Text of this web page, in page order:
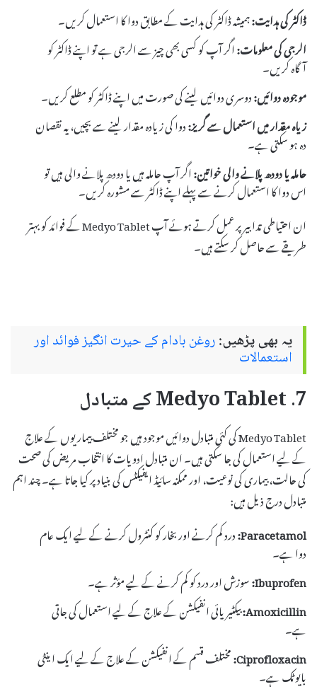
ڈاکٹر کی ہدایت:ہمیشہ ڈاکٹر کی ہدایت کے مطابق دوا کا استعمال کریں۔
الرجی کی معلومات:اگر آپ کو کسی بھی چیز سے الرجی ہے تو اپنے ڈاکٹر کو
آگاہ کریں۔
موجودہ دوائیں:دوسری دوائیں لینے کی صورت میں اپنے ڈاکٹر کو مطلع کریں۔
زیاہ مقدار میں استعمال سے گریز:دوا کی زیادہ مقدار لینے سے بچیں، یہ نقصان
دہ ہو سکتی ہے۔
حاملہ یا دودھ پلانے والی خواتین:اگر آپ حاملہ ہیں یا دودھ پلانے والی ہیں تو
اس دوا کا استعمال کرنے سے پہلے اپنے ڈاکٹر سے مشورہ کریں۔
ان احتیاطی تدابیر پر عمل کرتے ہوئے آپ Medyo Tablet کے فوائد کو بہتر
طریقے سے حاصل کر سکتے ہیں۔
یہ بھی پڑھیں:روغن بادام کے حیرت انگیز فوائد اور
استعمالات
7. Medyo Tablet کے متبادل
Medyo Tablet کی کئی متبادل دوائیں موجود ہیں جو مختلف بیماریوں کے علاج
کے لیے استعمال کی جا سکتی ہیں۔ ان متبادل ادویات کا انتخاب مریض کی صحت
کی حالت، بیماری کی نوعیت، اور ممکنہ سائیڈ ایفیکٹس کی بنیاد پر کیا جاتا ہے۔ چند اہم
متبادل درج ذیل ہیں:
Paracetamol: درد کم کرنے اور بخار کو کنٹرول کرنے کے لیے ایک عام
دوا ہے۔
Ibuprofen: سوزش اور درد کو کم کرنے کے لیے مؤثر ہے۔
Amoxicillin:بیکٹیریائی انفیکشن کے علاج کے لیے استعمال کی جاتی
ہے۔
Ciprofloxacin: مختلف قسم کے انفیکشن کے علاج کے لیے ایک اینٹی
بایوٹک ہے۔